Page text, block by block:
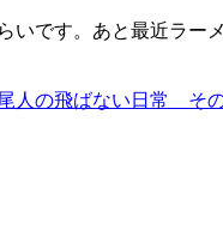
いです。あと最近ラー
人の飛ばない日常 その